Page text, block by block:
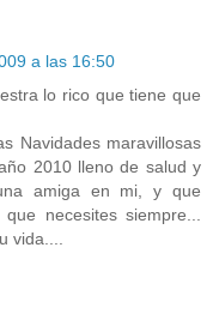
a las 16:50
lo rico que tiene que
Navidades maravillosas
2010 lleno de salud y
amiga en mi, y que
necesites siempre...
vida....